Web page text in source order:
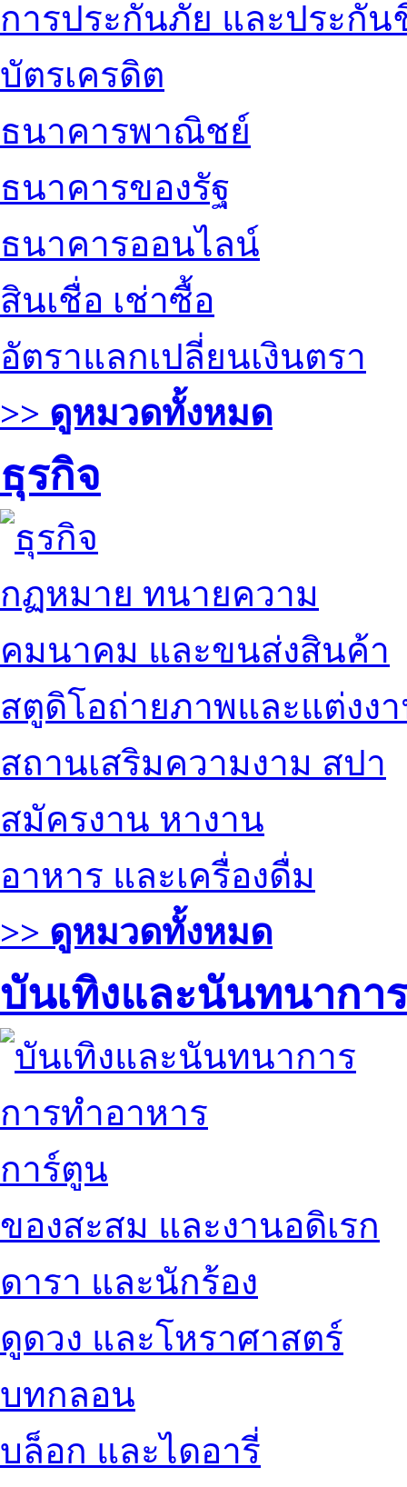
การประกันภัย และประกัน
บัตรเครดิต
ธนาคารพาณิชย์
ธนาคารของรัฐ
ธนาคารออนไลน์
สินเชื่อ เช่าซื้อ
อัตราแลกเปลี่ยนเงินตรา
>> ดูหมวดทั้งหมด
ธุรกิจ
กฏหมาย ทนายความ
คมนาคม และขนส่งสินค้า
สตูดิโอถ่ายภาพและแต่งง
สถานเสริมความงาม สปา
สมัครงาน หางาน
อาหาร และเครื่องดื่ม
>> ดูหมวดทั้งหมด
บันเทิงและนันทนาการ
การทำอาหาร
การ์ตูน
ของสะสม และงานอดิเรก
ดารา และนักร้อง
ดูดวง และโหราศาสตร์
บทกลอน
บล็อก และไดอารี่